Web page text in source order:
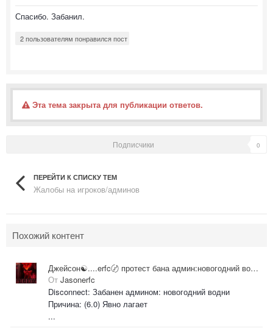
Спасибо. Забанил.
2 пользователям понравился пост
Эта тема закрыта для публикации ответов.
Подписчики 0
ПЕРЕЙТИ К СПИСКУ ТЕМ
Жалобы на игроков/админов
Похожий контент
Джейсон☯....erfc〄 протест бана админ:новогодний водни
От Jasonerfc
Disconnect: Забанен админом: новогодний водни
Причина: (6.0) Явно лагает
...